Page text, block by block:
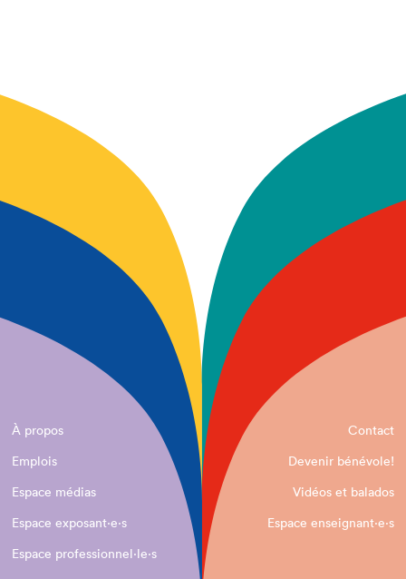
À propos
Contact
Emplois
Devenir bénévole!
Espace médias
Vidéos et balados
Espace exposant·e⋅s
Espace enseignant·e⋅s
Espace professionnel·le⋅s